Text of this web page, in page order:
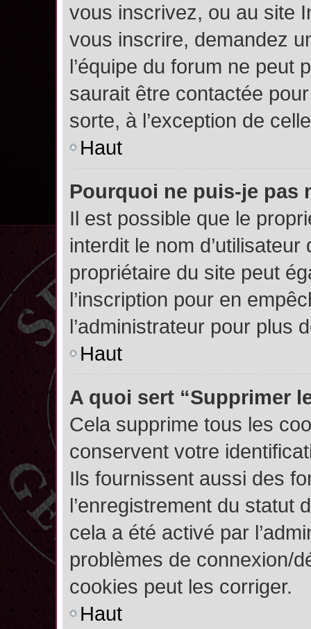
vous inscrivez, ou au site
vous inscrire, demandez
l’équipe du forum ne peut
saurait être contactée
sorte, à l’exception de
Haut
Pourquoi ne puis-je pas
Il est possible que le
interdit le nom
propriétaire du site peut
l’inscription pour en
l’administrateur pour plus
Haut
A quoi sert “Supprimer
Cela supprime tous les
conservent votre
Ils fournissent aussi des
l’enregistrement du statut
cela a été activé par
problèmes de connexion/
cookies peut les corriger.
Haut